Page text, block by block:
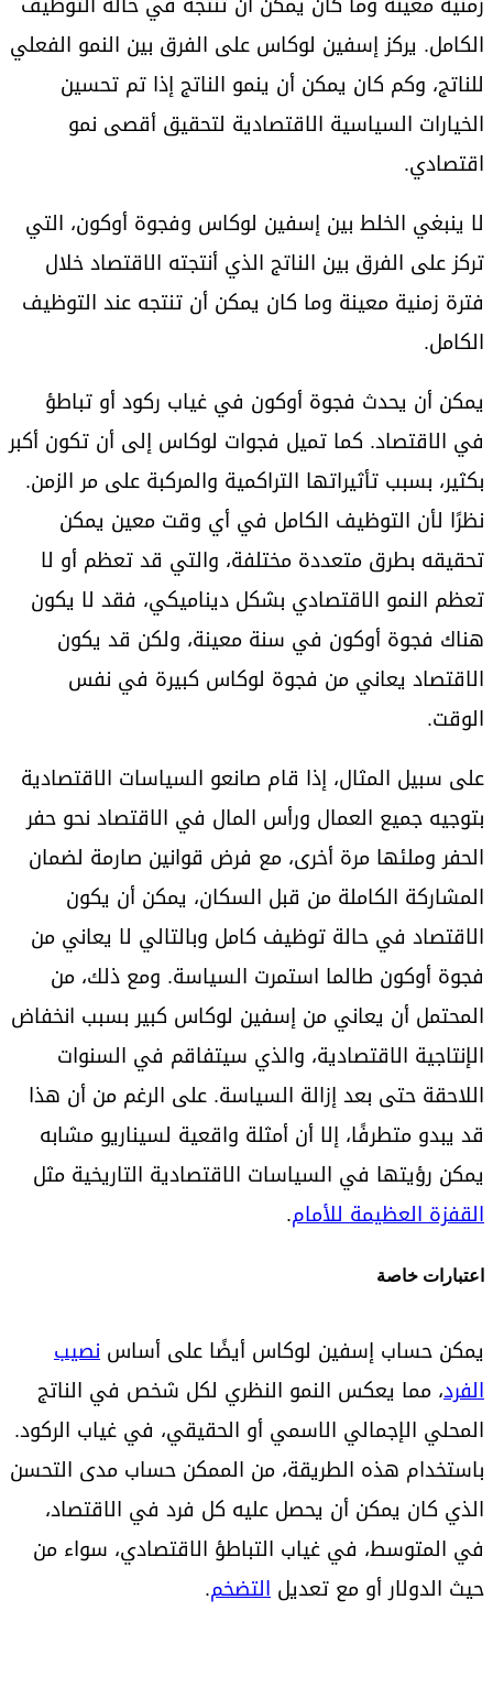
الكامل. يركز إسفين لوكاس على الفرق بين النمو الفعلي
للناتج، وكم كان يمكن أن ينمو الناتج إذا تم تحسين
الخيارات السياسية الاقتصادية لتحقيق أقصى نمو
اقتصادي.
لا ينبغي الخلط بين إسفين لوكاس وفجوة أوكون، التي
تركز على الفرق بين الناتج الذي أنتجته الاقتصاد خلال
فترة زمنية معينة وما كان يمكن أن تنتجه عند التوظيف
الكامل.
يمكن أن يحدث فجوة أوكون في غياب ركود أو تباطؤ
في الاقتصاد. كما تميل فجوات لوكاس إلى أن تكون أكبر
بكثير، بسبب تأثيراتها التراكمية والمركبة على مر الزمن.
نظرًا لأن التوظيف الكامل في أي وقت معين يمكن
تحقيقه بطرق متعددة مختلفة، والتي قد تعظم أو لا
تعظم النمو الاقتصادي بشكل ديناميكي، فقد لا يكون
هناك فجوة أوكون في سنة معينة، ولكن قد يكون
الاقتصاد يعاني من فجوة لوكاس كبيرة في نفس
الوقت.
على سبيل المثال، إذا قام صانعو السياسات الاقتصادية
بتوجيه جميع العمال ورأس المال في الاقتصاد نحو حفر
الحفر وملئها مرة أخرى، مع فرض قوانين صارمة لضمان
المشاركة الكاملة من قبل السكان، يمكن أن يكون
الاقتصاد في حالة توظيف كامل وبالتالي لا يعاني من
فجوة أوكون طالما استمرت السياسة. ومع ذلك، من
المحتمل أن يعاني من إسفين لوكاس كبير بسبب انخفاض
الإنتاجية الاقتصادية، والذي سيتفاقم في السنوات
اللاحقة حتى بعد إزالة السياسة. على الرغم من أن هذا
قد يبدو متطرفًا، إلا أن أمثلة واقعية لسيناريو مشابه
يمكن رؤيتها في السياسات الاقتصادية التاريخية مثل
القفزة العظيمة للأمام.
اعتبارات خاصة
يمكن حساب إسفين لوكاس أيضًا على أساس نصيب
الفرد، مما يعكس النمو النظري لكل شخص في الناتج
المحلي الإجمالي الاسمي أو الحقيقي، في غياب الركود.
باستخدام هذه الطريقة، من الممكن حساب مدى التحسن
الذي كان يمكن أن يحصل عليه كل فرد في الاقتصاد،
في المتوسط، في غياب التباطؤ الاقتصادي، سواء من
حيث الدولار أو مع تعديل التضخم.